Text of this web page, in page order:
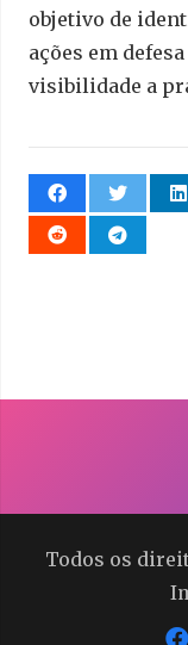
objetivo de
ações em
visibilidade a
Todos os